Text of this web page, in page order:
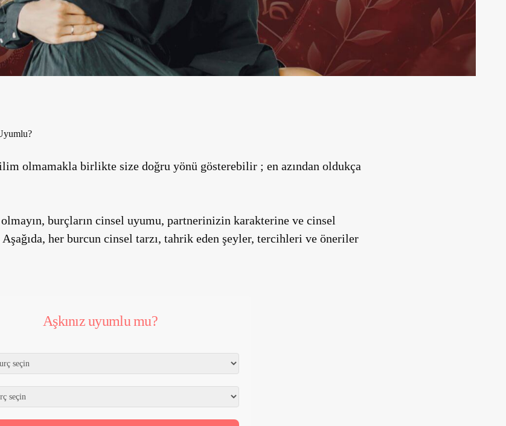
olmamakla birlikte size doğru yönü gösterebilir ; en azından oldukça
burçların cinsel uyumu, partnerinizin karakterine ve cinsel
her burcun cinsel tarzı, tahrik eden şeyler, tercihleri ve öneriler
Aşkınız uyumlu mu?